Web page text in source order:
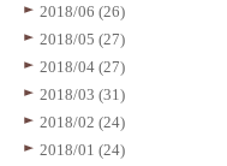
2018/06 (26)
2018/05 (27)
2018/04 (27)
2018/03 (31)
2018/02 (24)
2018/01 (24)